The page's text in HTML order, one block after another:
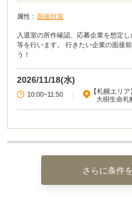
属性 : 面接対策
入退室の所作確認、応募企業を想定
等を行います。 行きたい企業の面接
う！
2026/11/18(水)
10:00~11:50
【札幌エリア
大樹生命札
さらに条件